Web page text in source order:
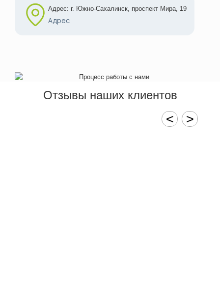
Адрес: г. Южно-Сахалинск, проспект Мира, 19
Адрес
Отзывы наших клиентов
< >